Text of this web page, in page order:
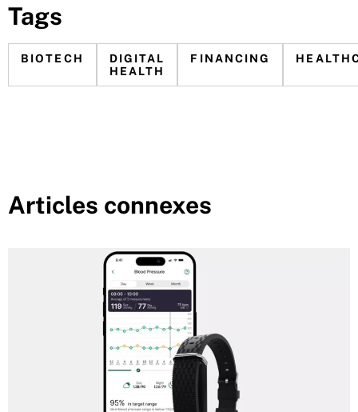
Tags
BIOTECH
DIGITAL
HEALTH
FINANCING
Articles connexes